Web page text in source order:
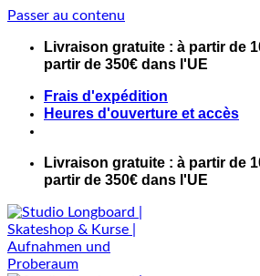
Passer au contenu
Livraison gratuite : à partir de
partir de 350€ dans l'UE
Frais d'expédition
Heures d'ouverture et accès
Livraison gratuite : à partir de
partir de 350€ dans l'UE